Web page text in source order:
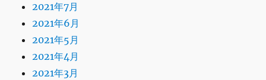
2021年7月
2021年6月
2021年5月
2021年4月
2021年3月